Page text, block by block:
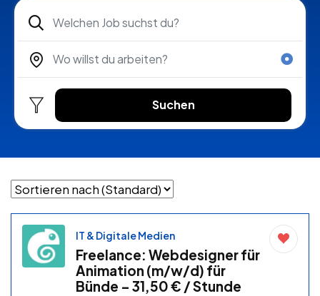
Suchen
IT & Digitale Medien
Freelance: Webdesigner für
Animation (m/w/d) für
Bünde – 31,50 € / Stunde